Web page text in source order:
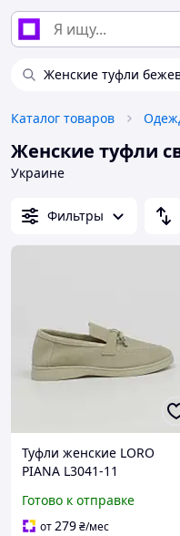
Женские туфли
Каталог товаров
Женские туфли
Украине
Фильтры
Туфли женские LORO
PIANA L3041-11
светло-бежевого цвета на
серой подошве
Готово к отправке
от279₴/мес